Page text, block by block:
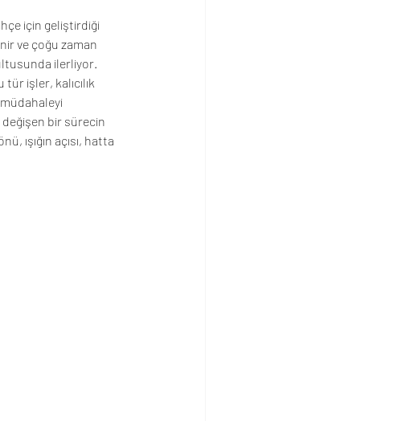
için geliştirdiği
ve çoğu zaman
ilerliyor.
işler, kalıcılık
bir sürecin
ışığın açısı, hatta